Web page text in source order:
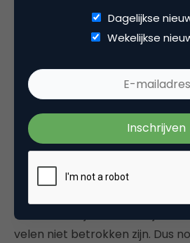
zouden criminele spammers
halen. Maar omdat e-
bezig te houden met
om een uitstekende
engagement. Je moet ervoor
abonnees naar wie je e-mails
betrokken zijn. Ik denk dat
voorsprong heeft, omdat de
veel doelgerichter en
hebben we lijsten van miljoenen
velen niet betrokken zijn. Dus
Dagelijkse
Wekelijkse